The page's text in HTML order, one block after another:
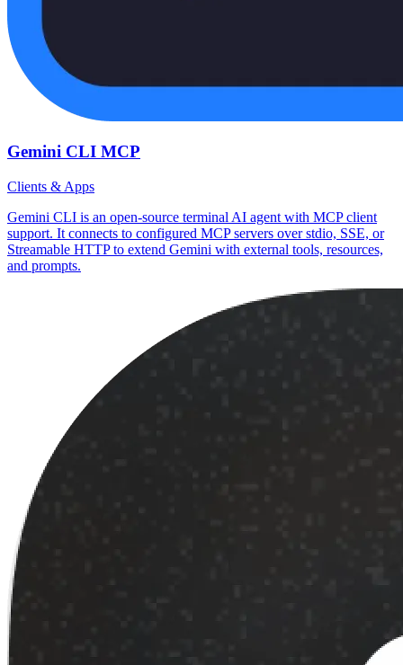
Gemini CLI MCP
Clients & Apps
Gemini CLI is an open-source terminal AI agent with MCP client
support. It connects to configured MCP servers over stdio, SSE, or
Streamable HTTP to extend Gemini with external tools, resources,
and prompts.